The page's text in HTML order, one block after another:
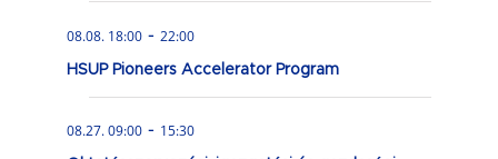
08.08. 18:00 - 22:00
HSUP Pioneers Accelerator Program
08.27. 09:00 - 15:30